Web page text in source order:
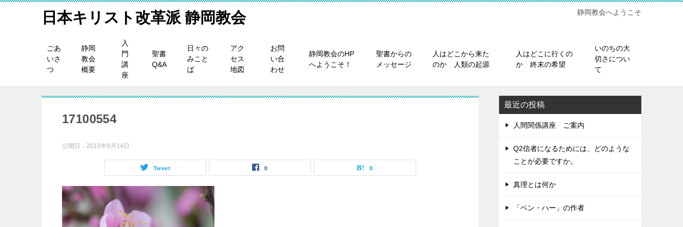
日本キリスト改革派 静岡教会 静岡教会へようこそ
ごあ
いさ
つ
静岡
教会
概要
入
門
講
座
聖書
Q&A
日々の
みこと
ば
アク
セス
地図
お問
い合
わせ
静岡教会のHP
へようこそ！
聖書からの
メッセージ
人はどこから来た
のか 人類の起源
人はどこに行くの
か 終末の希望
いのちの大
切さについ
て
17100554
公開日： 2019年9月14日
Tweet 0 0
最近の投稿
人間関係講座 ご案内
Q2信者になるためには、どのような
ことが必要ですか。
真理とは何か
「ベン・ハー」の作者